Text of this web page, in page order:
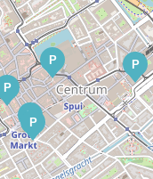
P
P
P
P P